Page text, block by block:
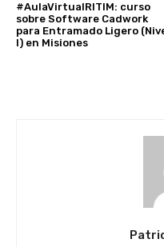
#AulaVirtualRITIM: curso
sobre Software Cadwork
para Entramado Ligero
I) en Misiones